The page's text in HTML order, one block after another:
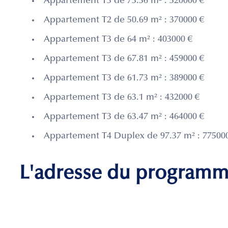
Appartement T2 de 50.69 m² : 370000 €
Appartement T3 de 64 m² : 403000 €
Appartement T3 de 67.81 m² : 459000 €
Appartement T3 de 61.73 m² : 389000 €
Appartement T3 de 63.1 m² : 432000 €
Appartement T3 de 63.47 m² : 464000 €
Appartement T4 Duplex de 97.37 m² :
L'adresse du